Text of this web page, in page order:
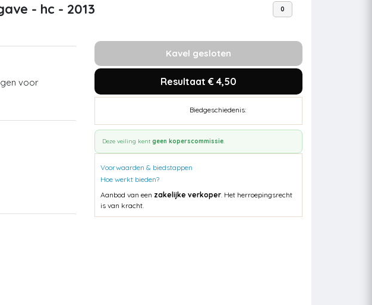
- hc - 2013 0
voor
Kavel gesloten
Resultaat € 4,50
Biedgeschiedenis:
Deze veiling kent geen koperscommissie.
Voorwaarden & biedstappen
Hoe werkt bieden?
Aanbod van een zakelijke verkoper. Het herroepingsrecht
is van kracht.